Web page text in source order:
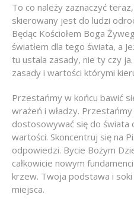
To co należy zaznaczyć
skierowany jest do ludzi
Będąc Kościołem Boga
światłem dla tego świata, a
tu ustala zasady, nie ty czy
zasady i wartości którymi
Przestańmy w końcu bawić
wrażeń i władzy.
dostosowywać się do świata
wartości. Skoncentruj się na
odpowiedzi. Bycie Bożym
całkowicie nowym
krzew. Twoja podstawa i soki
miejsca.